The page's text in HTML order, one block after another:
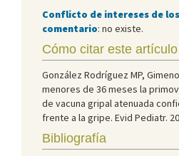
Conflicto de intereses de
comentario: no existe.
Cómo citar este artículo
González Rodríguez MP,
menores de 36 meses la
de vacuna gripal atenuada
frente a la gripe. Evid Pediatr.
Bibliografía